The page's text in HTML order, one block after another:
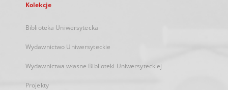
Kolekcje
Biblioteka Uniwersytecka
Wydawnictwo Uniwersyteckie
Wydawnictwa własne Biblioteki Uniwersyteckiej
Projekty